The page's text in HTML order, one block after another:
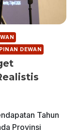
DEWAN
Tahun
Provinsi